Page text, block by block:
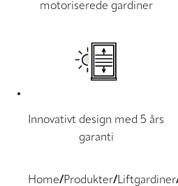
motoriserede gardiner
Innovativt design med 5 års
garanti
Home Produkter Liftgardiner